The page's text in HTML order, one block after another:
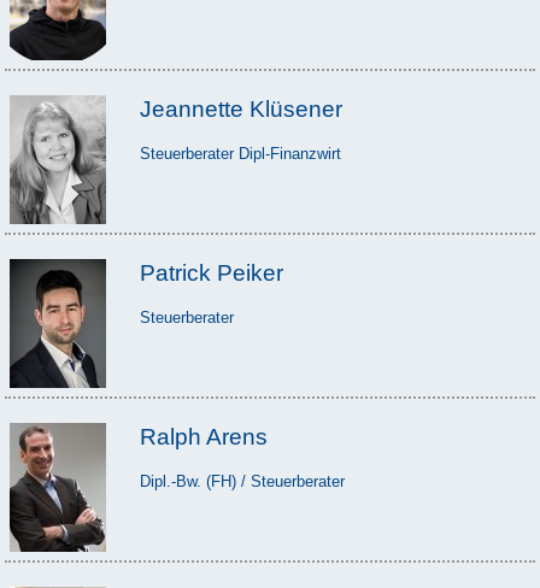
Jeannette Klüsener
Steuerberater Dipl-Finanzwirt
Patrick Peiker
Steuerberater
Ralph Arens
Dipl.-Bw. (FH) / Steuerberater